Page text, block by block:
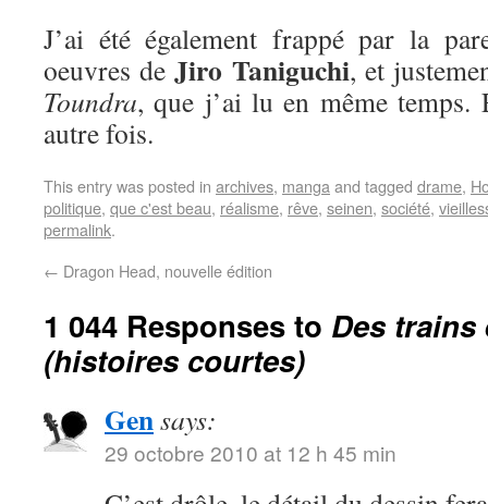
J’ai été également frappé par la
oeuvres deJiro Taniguchi, et
Toundra, que j’ai lu en même
autre fois.
This entry was posted in archives, manga and tagged drame,
politique, que c'est beau, réalisme, rêve, seinen, société,
permalink.
← Dragon Head, nouvelle édition
1 044 Responses to Des trains
(histoires courtes)
Gensays:
29 octobre 2010 at 12 h 45 min